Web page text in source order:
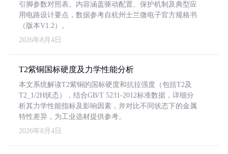
引脚参数对照表。内容涵盖驱动配置、保护机制及典型应
用电路设计要点，数据参考自杭州士兰微电子官方规格书
（版本V1.2）。
2026年8月4日
T2紫铜国标硬度及力学性能分析
本文系统解读T2紫铜的国标硬度和抗拉强度（包括T2及
T2_1/2H状态），结合GB/T 5231-2012标准数据，详细分
析其力学性能指标及影响因素，并对比不同状态下的金属
特性差异，为工业选材提供参考。
2026年8月4日